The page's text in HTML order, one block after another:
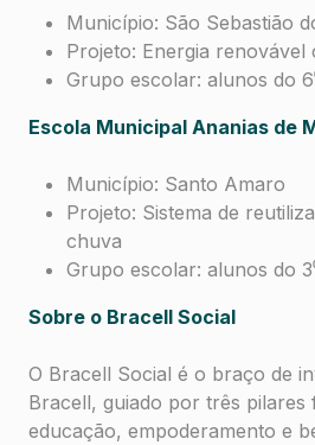
Município: São Sebastião
Projeto: Energia renovável
Grupo escolar: alunos do
Escola Municipal Ananias de
Município: Santo Amaro
Projeto: Sistema de
chuva
Grupo escolar: alunos do
Sobre o Bracell Social
O Bracell Social é o braço de
Bracell, guiado por três pilares
educação, empoderamento e